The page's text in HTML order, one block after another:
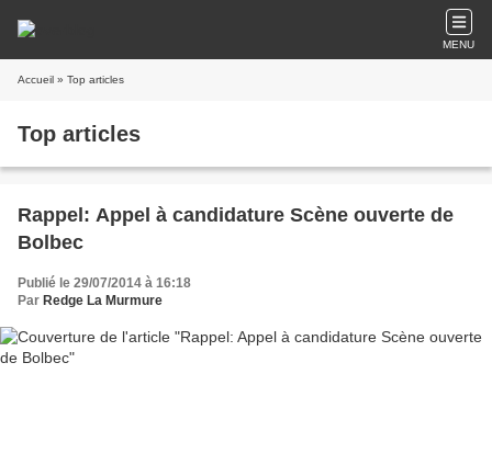
MENU
Accueil » Top articles
Top articles
Rappel: Appel à candidature Scène ouverte de
Bolbec
Publié le 29/07/2014 à 16:18
Par Redge La Murmure